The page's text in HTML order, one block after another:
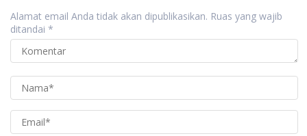
Alamat email Anda tidak akan dipublikasikan. Ruas yang wajib
ditandai *